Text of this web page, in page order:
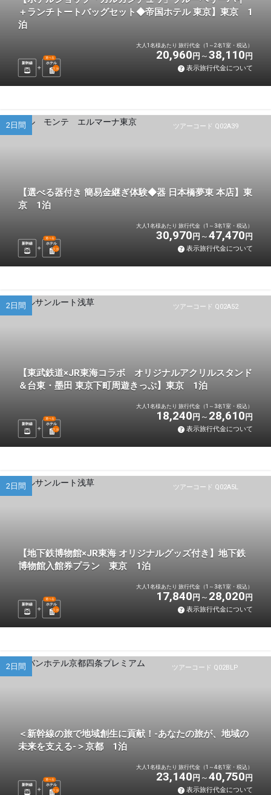
＋ランチトートバッグセット◆帝国ホテル 東京】東京 1
泊
新幹線 ホテル
選べる
1 泊
大人1名様あたり 旅行代金（1～2名1室・税込）
20,960 円 38,110 円
表示旅行代金について
ツアーコード Q02A39
2日間
【選べる器付き 簡易金継ぎ体験◆器 日本橋夢東 本店】東
京 1泊
新幹線 ホテル
選べる
1 泊
大人1名様あたり 旅行代金（1～3名1室・税込）
30,970 円 47,470 円
表示旅行代金について
ツアーコード Q02A52
2日間
【東武鉄道×JR東海コラボ オリジナルアクリルスタンド
＆台東・墨田 東京下町周遊きっぷ】東京 1泊
新幹線 ホテル
選べる
1 泊
大人1名様あたり 旅行代金（1～3名1室・税込）
18,240 円 28,610 円
表示旅行代金について
ツアーコード Q02A5L
2日間
【地下鉄博物館×JR東海 オリジナルグッズ付き】地下鉄
博物館入館券プラン 東京 1泊
新幹線 ホテル
選べる
1 泊
大人1名様あたり 旅行代金（1～3名1室・税込）
17,840 円 28,020 円
表示旅行代金について
ツアーコード Q02BLP
2日間
＜新幹線の旅で地域創生に貢献！-あなたの旅が、地域の
未来を支える-＞京都 1泊
新幹線 ホテル
選べる
1 泊
大人1名様あたり 旅行代金（1～4名1室・税込）
23,140 円 40,750 円
表示旅行代金について